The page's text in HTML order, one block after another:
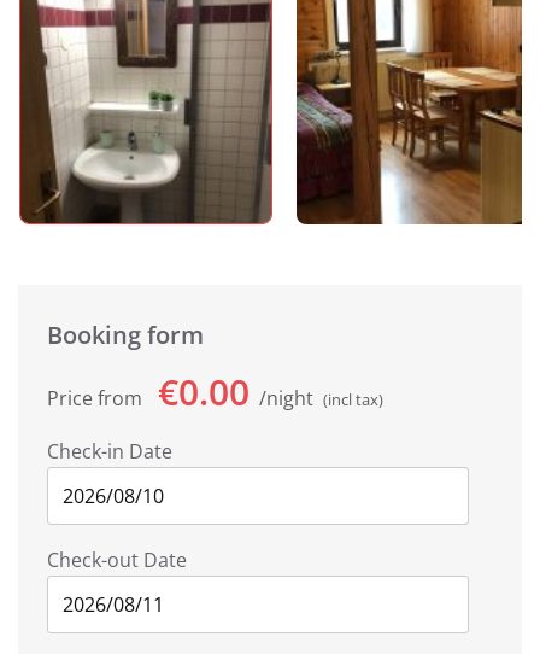
Booking form
Price from €0.00 night (incl tax)
Check-in Date
Check-out Date